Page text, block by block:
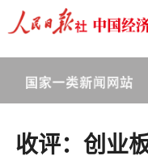
收评：创业